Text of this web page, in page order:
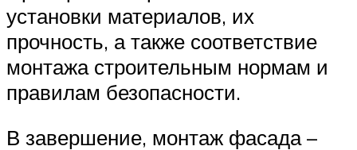
установки материалов, их
прочность, а также соответствие
монтажа строительным нормам и
правилам безопасности.
В завершение, монтаж фасада –